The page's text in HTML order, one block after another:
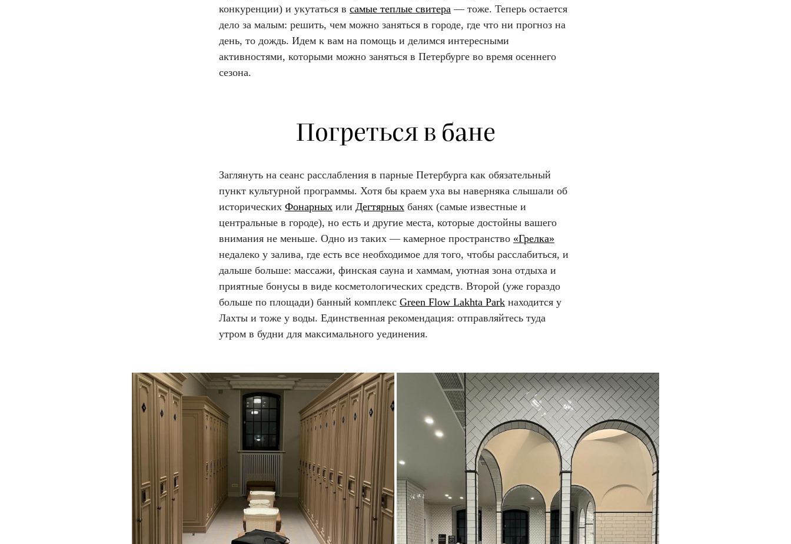
конкуренции) и укутаться в самые теплые свитера — тоже. Теперь остается
дело за малым: решить, чем можно заняться в городе, где что ни прогноз на
день, то дождь. Идем к вам на помощь и делимся интересными
активностями, которыми можно заняться в Петербурге во время осеннего
сезона.
Погреться в бане
Заглянуть на сеанс расслабления в парные Петербурга как обязательный
пункт культурной программы. Хотя бы краем уха вы наверняка слышали об
исторических Фонарных или Дегтярных банях (самые известные и
центральные в городе), но есть и другие места, которые достойны вашего
внимания не меньше. Одно из таких — камерное пространство «Грелка»
недалеко у залива, где есть все необходимое для того, чтобы расслабиться, и
дальше больше: массажи, финская сауна и хаммам, уютная зона отдыха и
приятные бонусы в виде косметологических средств. Второй (уже гораздо
больше по площади) банный комплекс Green Flow Lakhta Park находится у
Лахты и тоже у воды. Единственная рекомендация: отправляйтесь туда
утром в будни для максимального уединения.